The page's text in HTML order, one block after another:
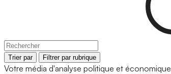
Trier par Filtrer par rubrique
Votre média d'analyse politique et économique